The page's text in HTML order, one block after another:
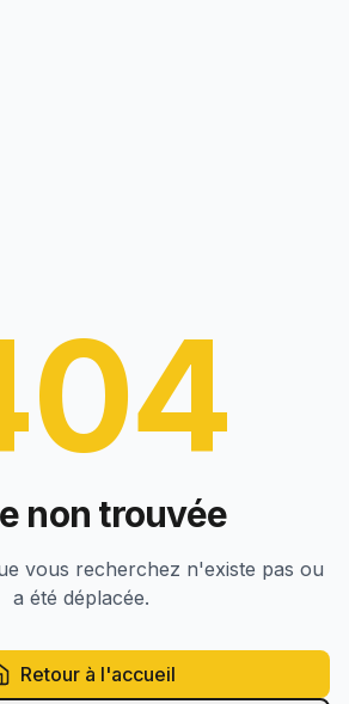
non trouvée
vous recherchez n'existe pas ou
a été déplacée.
Retour à l'accueil